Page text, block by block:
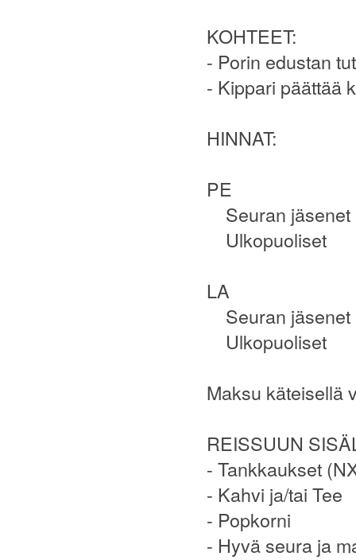
KOHTEET:
- Porin edustan
- Kippari päättää
HINNAT:
PE
Seuran
LA
Seuran
Ulkopuoliset
Maksu käteisellä
REISSUUN
- Tankkaukset
- Kahvi ja/tai Tee
- Popkorni
- Hyvä seura ja